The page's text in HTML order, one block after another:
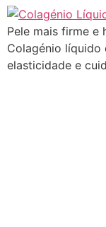
Pele mais firme e
Colagénio líquido
elasticidade e